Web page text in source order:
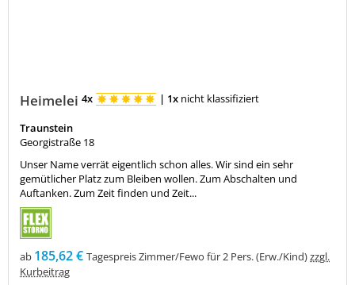
Heimelei 4x | 1x nicht klassifiziert
Traunstein
Georgistraße 18
Unser Name verrät eigentlich schon alles. Wir sind ein sehr
gemütlicher Platz zum Bleiben wollen. Zum Abschalten und
Auftanken. Zum Zeit finden und Zeit...
ab 185,62 € Tagespreis Zimmer/Fewo für 2 Pers. (Erw./Kind)zzgl.
Kurbeitrag